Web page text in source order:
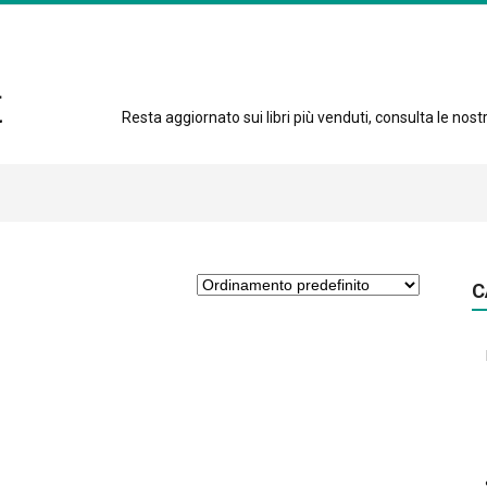
Resta aggiornato sui libri più venduti, consulta le